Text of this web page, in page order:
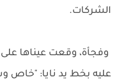
الشركات.
وفجأة، وقعت عيناها
عليه بخط يد نايا: "خاص